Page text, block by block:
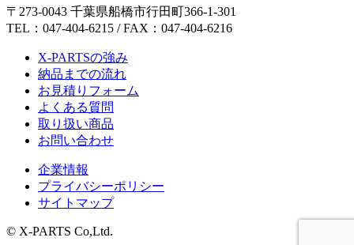
〒273-0043 千葉県船橋市行田町366-1-301
TEL：047-404-6215 / FAX：047-404-6216
X-PARTSの強み
納品までの流れ
お見積りフォーム
よくある質問
取り扱い商品
お問い合わせ
企業情報
プライバシーポリシー
サイトマップ
© X-PARTS Co,Ltd.